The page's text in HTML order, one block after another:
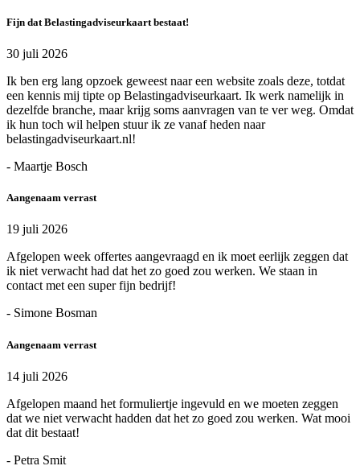
Fijn dat Belastingadviseurkaart bestaat!
30 juli 2026
Ik ben erg lang opzoek geweest naar een website zoals deze, totdat
een kennis mij tipte op Belastingadviseurkaart. Ik werk namelijk in
dezelfde branche, maar krijg soms aanvragen van te ver weg. Omdat
ik hun toch wil helpen stuur ik ze vanaf heden naar
belastingadviseurkaart.nl!
- Maartje Bosch
Aangenaam verrast
19 juli 2026
Afgelopen week offertes aangevraagd en ik moet eerlijk zeggen dat
ik niet verwacht had dat het zo goed zou werken. We staan in
contact met een super fijn bedrijf!
- Simone Bosman
Aangenaam verrast
14 juli 2026
Afgelopen maand het formuliertje ingevuld en we moeten zeggen
dat we niet verwacht hadden dat het zo goed zou werken. Wat mooi
dat dit bestaat!
- Petra Smit